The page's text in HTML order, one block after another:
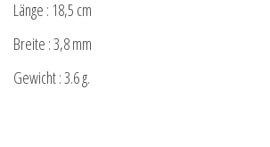
Länge : 18,5 cm
Breite : 3,8 mm
Gewicht : 3.6 g.